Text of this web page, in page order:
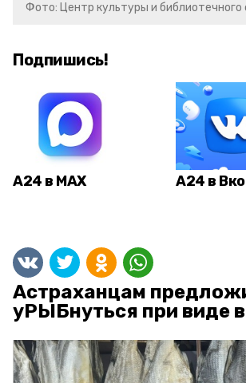
Фото: Центр культуры и библиотечного
Подпишись!
А24 в MAX А24 в
Астраханцам
уРЫБнуться при виде